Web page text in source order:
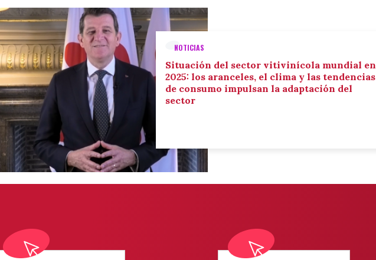
NOTICIAS
Situación del sector vitivinícola mundial en
2025: los aranceles, el clima y las tendencias
de consumo impulsan la adaptación del
sector